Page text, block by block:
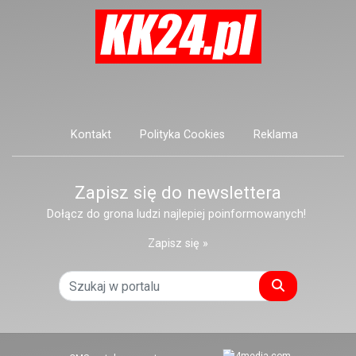
Kontakt Polityka Cookies Reklama
Zapisz się do newslettera
Dołącz do grona ludzi najlepiej poinformowanych!
Zapisz się »
Szukaj